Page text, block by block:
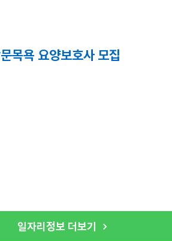
욕 요양보호사 모집
일자리정보 더보기